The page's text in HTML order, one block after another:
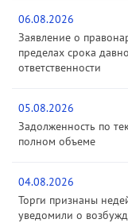
06.08.2026
Заявление о
пределах срока
ответственности
05.08.2026
Задолженность по
полном объеме
04.08.2026
Торги признаны
уведомили о